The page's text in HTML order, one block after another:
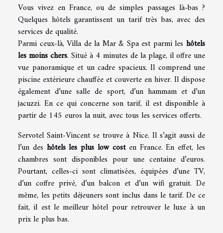
Vous vivez en France, ou de simples passages là-bas ?
Quelques hôtels garantissent un tarif très bas, avec des
services de qualité.
Parmi ceux-là, Villa de la Mar & Spa est parmi les hôtels
lesmoins chers. Situé à 4 minutes de la plage, il offre une
vue panoramique et un cadre spacieux. Il comprend une
piscine extérieure chauffée et couverte en hiver. Il dispose
également d’une salle de sport, d’un hammam et d’un
jacuzzi. En ce qui concerne son tarif, il est disponible à
partir de 145 euros la nuit, avec tous les services offerts.
Servotel Saint-Vincent se trouve à Nice. Il s’agit aussi de
l’un des hôtels les plus low costen France. En effet, les
chambres sont disponibles pour une centaine d’euros.
Pourtant, celles-ci sont climatisées, équipées d’une TV,
d’un coffre privé, d’un balcon et d’un wifi gratuit. De
même, les petits déjeuners sont inclus dans le tarif. De ce
fait, il est le meilleur hôtel pour retrouver le luxe à un
prix le plus bas.